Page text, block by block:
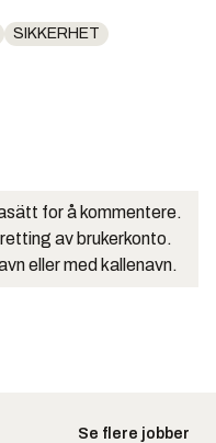
SIKKERHET
for å kommentere.
av brukerkonto.
eller med kallenavn.
Se flere jobber